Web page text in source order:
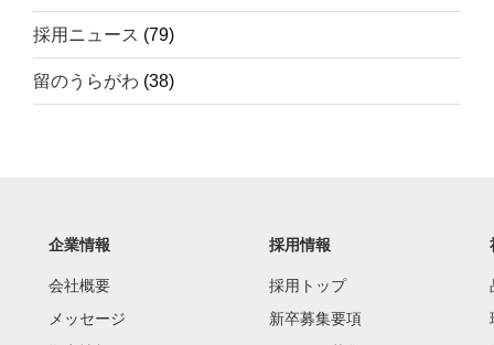
採用ニュース (79)
留のうらがわ (38)
企業情報
会社概要
メッセージ
採用情報
採用トップ
新卒募集要項